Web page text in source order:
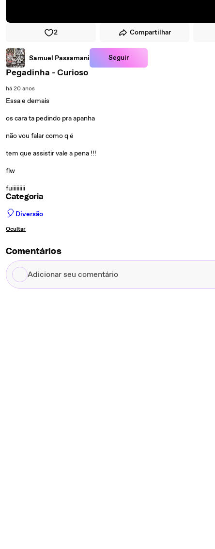
2 Compartilhar
Samuel Passamani Seguir
Pegadinha - Curioso
há 20 anos
Essa e demais
os cara ta pedindo pra apanha
não vou falar como q é
tem que assistir vale a pena !!!
flw
fuiiiiiiiii
Categoria
🎈 Diversão
Ocultar
Comentários
Adicionar
seu